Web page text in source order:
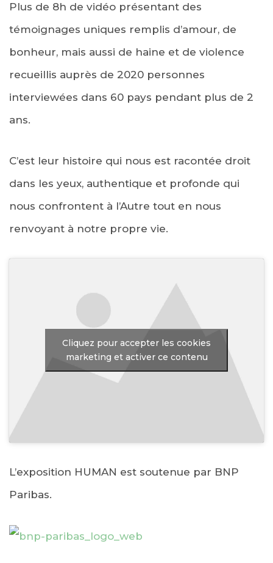
Plus de 8h de vidéo présentant des
témoignages uniques remplis d’amour, de
bonheur, mais aussi de haine et de violence
recueillis auprès de 2020 personnes
interviewées dans 60 pays pendant plus de 2
ans.
C’est leur histoire qui nous est racontée droit
dans les yeux, authentique et profonde qui
nous confrontent à l’Autre tout en nous
renvoyant à notre propre vie.
Cliquez pour accepter les cookies
marketing et activer ce contenu
L’exposition HUMAN est soutenue par BNP
Paribas.